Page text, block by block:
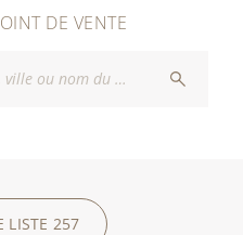
DE VENTE
LISTE 257